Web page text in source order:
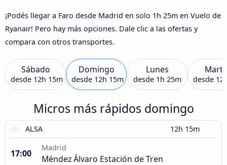
¡Podés llegar a Faro desde Madrid en solo 1h 25m en Vuelo de
Ryanair! Pero hay más opciones. Dale clic a las ofertas y
compara con otros transportes.
Sábado
desde 12h 15m
Domingo
desde 12h 15m
Lunes
desde 1h 25m desde
Micros más rápidos domingo
ALSA 12h 15m
17:00
Madrid
Méndez Álvaro Estación de Tren